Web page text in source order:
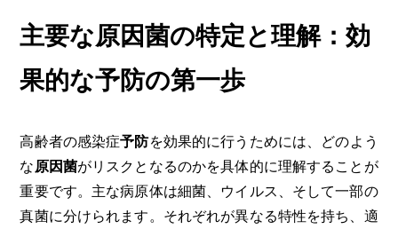
主要な原因菌の特定と理解：効
果的な予防の第一歩
高齢者の感染症予防を効果的に行うためには、どのよう
な 原因菌がリスクとなるのかを具体的に理解することが
重要です。主な病原体は細菌、ウイルス、そして一部の
真菌に分けられます。それぞれが異なる特性を持ち、適